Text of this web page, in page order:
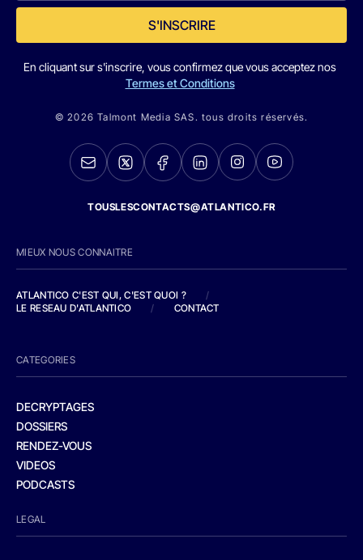
S'INSCRIRE
En cliquant sur s'inscrire, vous confirmez que vous acceptez nos
Termes et Conditions
© 2026 Talmont Media SAS. tous droits réservés.
TOUSLESCONTACTS@ATLANTICO.FR
MIEUX NOUS CONNAITRE
ATLANTICO C'EST QUI, C'EST QUOI ?
/
LE RESEAU D'ATLANTICO
/ CONTACT
CATEGORIES
DECRYPTAGES
DOSSIERS
RENDEZ-VOUS
VIDEOS
PODCASTS
LEGAL